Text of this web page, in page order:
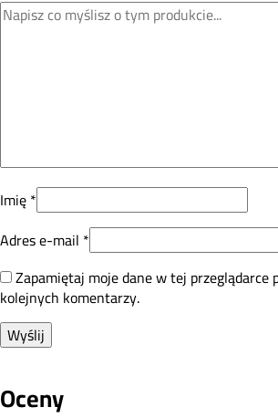
Imię*
Adres e-mail *
Zapamiętaj moje dane w tej przeglądarce
kolejnych komentarzy.
Oceny